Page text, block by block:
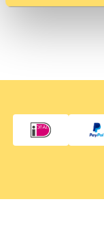
telkens een
personaliseren
bieden. We
met onze
analyse zodat we
persoonlijke
informatie over